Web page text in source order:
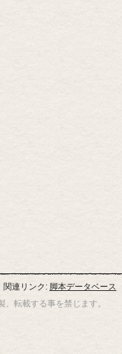
関連リンク: 脚本データベース
転載する事を禁じます。